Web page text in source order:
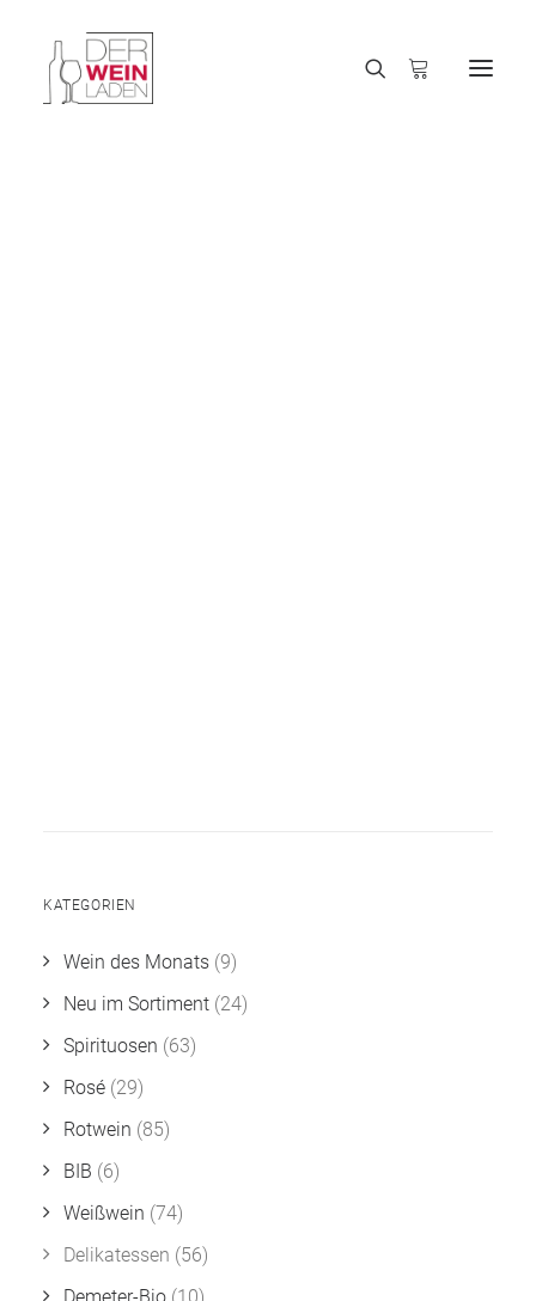
KATEGORIEN
Wein des Monats (9)
Neu im Sortiment (24)
Spirituosen (63)
Rosé (29)
Rotwein (85)
BIB (6)
Weißwein (74)
Delikatessen (56)